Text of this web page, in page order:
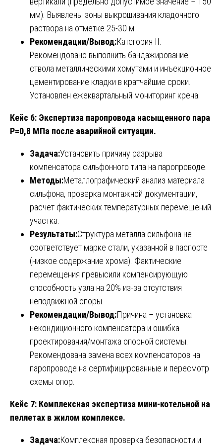
мм). Выявлены зоны выкрошивания кладочного
раствора на отметке 25-30 м.
Рекомендации/Вывод:Категория II.
Рекомендовано выполнить бандажирование
ствола металлическими хомутами и инъекционное
цементирование кладки в кратчайшие сроки.
Установлен ежеквартальный мониторинг крена.
Кейс 6: Экспертиза паропровода насыщенного пара
Р=0,8 МПа после аварийной ситуации.
Задача:Установить причину разрыва
компенсатора сильфонного типа на паропроводе.
Методы:Металлографический анализ материала
сильфона, проверка монтажной документации,
расчет фактических температурных перемещений
участка.
Результаты:Структура металла сильфона не
соответствует марке стали, указанной в паспорте
(низкое содержание хрома). Фактические
перемещения превысили компенсирующую
способность узла на 20% из-за отсутствия
неподвижной опоры.
Рекомендации/Вывод:Причина – установка
некондиционного компенсатора и ошибка
проектирования/монтажа опорной системы.
Рекомендована замена всех компенсаторов на
паропроводе на сертифицированные и пересмотр
схемы опор.
Кейс 7: Комплексная экспертиза мини-котельной на
пеллетах в жилом комплексе.
Задача:Комплексная проверка безопасности и